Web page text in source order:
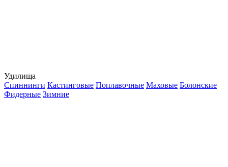
Удилища
Спиннинги Кастинговые Поплавочные Маховые Болонские
Фидерные Зимние